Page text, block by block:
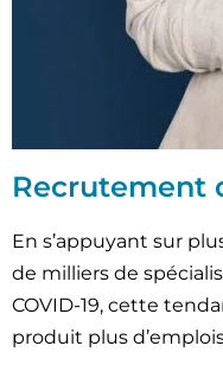
Recrutement
En s’appuyant sur
de milliers de
COVID-19, cette
produit plus